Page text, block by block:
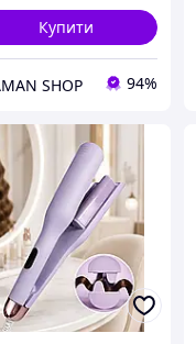
Купити
SHOP 94%